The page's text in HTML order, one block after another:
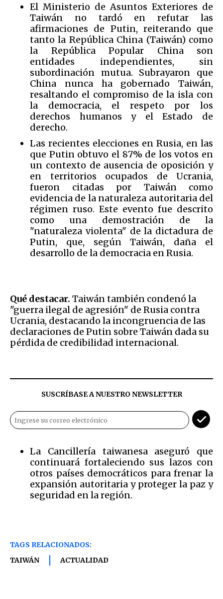
El Ministerio de Asuntos Exteriores de
Taiwán no tardó en refutar las
afirmaciones de Putin, reiterando que
tanto la República China (Taiwán) como
la República Popular China son
entidades independientes, sin
subordinación mutua. Subrayaron que
China nunca ha gobernado Taiwán,
resaltando el compromiso de la isla con
la democracia, el respeto por los
derechos humanos y el Estado de
derecho.
Las recientes elecciones en Rusia, en las
que Putin obtuvo el 87% de los votos en
un contexto de ausencia de oposición y
en territorios ocupados de Ucrania,
fueron citadas por Taiwán como
evidencia de la naturaleza autoritaria del
régimen ruso. Este evento fue descrito
como una demostración de la
"naturaleza violenta" de la dictadura de
Putin, que, según Taiwán, daña el
desarrollo de la democracia en Rusia.
Qué destacar. Taiwán también condenó la
"guerra ilegal de agresión" de Rusia contra
Ucrania, destacando la incongruencia de las
declaraciones de Putin sobre Taiwán dada su
pérdida de credibilidad internacional.
SUSCRÍBASE A NUESTRO NEWSLETTER
La Cancillería taiwanesa aseguró que
continuará fortaleciendo sus lazos con
otros países democráticos para frenar la
expansión autoritaria y proteger la paz y
seguridad en la región.
TAGS RELACIONADOS:
TAIWÁN
ACTUALIDAD